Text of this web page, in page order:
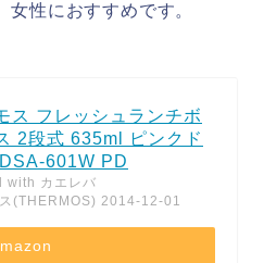
女性におすすめです。
ス フレッシュランチボ
2段式 635ml ピンクド
601W PD
with カエレバ
(THERMOS) 2014-12-01